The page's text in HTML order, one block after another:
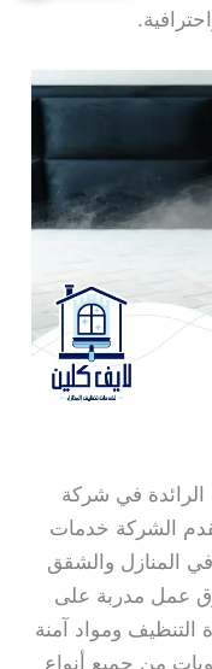
في شركة
الشركة خدمات
المنازل والشقق
عمل مدربة على
ومواد آمنة
من جميع أنواع